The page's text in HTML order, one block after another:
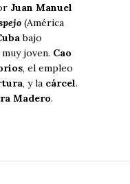
Juan Manuel
(América
bajo
joven. Cao
, el empleo
, y la cárcel.
Madero.